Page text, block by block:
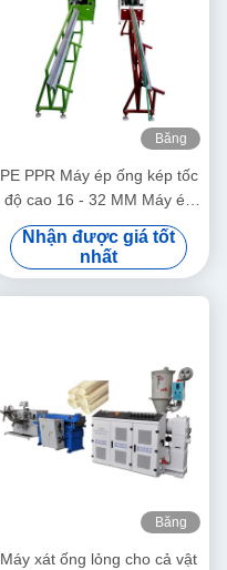
Băng
PE PPR Máy ép ống kép tốc
độ cao 16 - 32 MM Máy ép
vít đơn SJ90/33
Nhận được giá tốt
nhất
Băng
Máy xát ống lỏng cho cả vật